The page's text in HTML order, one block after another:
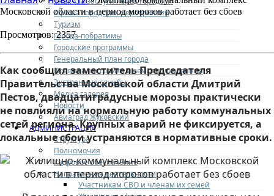
Афиша городских мероприятий
Туризм
Города-побратимы
Городские программы
Генеральный план города
Правила застройки и землепользования
Экстренные службы
Медиа галерея
Новости
Авиаград Жуковский
АДМИНИСТРАЦИЯ
Структура
Полномочия
Кадровое обеспечение
Направления деятельности
Участникам СВО и членам их семей
Московской области в период морозов работает без сбоев
Просмотров: 2357
Как сообщил заместитель Председателя
Правительства Московской области Дмитрий
Пестов, двадцатиградусные морозы практически
не повлияли на нормальную работу коммунальных
сетей региона. Крупных аварий не фиксируется, а
локальные сбои устраняются в нормативные сроки.